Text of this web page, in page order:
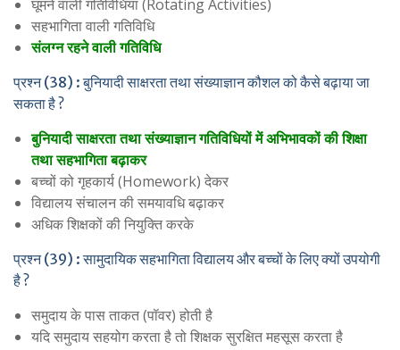
घूमने वाली गतिविधियां (Rotating Activities)
सहभागिता वाली गतिविधि
संलग्न रहने वाली गतिविधि
प्रश्न (38) : बुनियादी साक्षरता तथा संख्याज्ञान कौशल को कैसे बढ़ाया जा
सकता है ?
बुनियादी साक्षरता तथा संख्याज्ञान गतिविधियों में अभिभावकों की शिक्षा
तथा सहभागिता बढ़ाकर
बच्चों को गृहकार्य (Homework) देकर
विद्यालय संचालन की समयावधि बढ़ाकर
अधिक शिक्षकों की नियुक्ति करके
प्रश्न (39) : सामुदायिक सहभागिता विद्यालय और बच्चों के लिए क्यों उपयोगी
है ?
समुदाय के पास ताकत (पॉवर) होती है
यदि समुदाय सहयोग करता है तो शिक्षक सुरक्षित महसूस करता है